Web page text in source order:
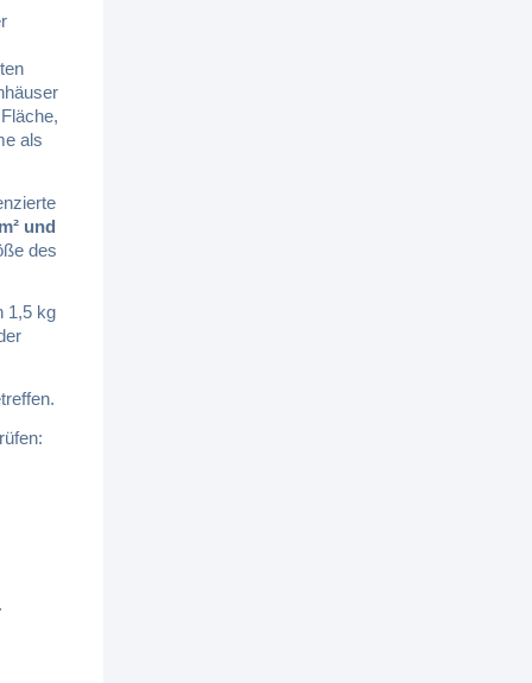
als
und
des
1,5 kg